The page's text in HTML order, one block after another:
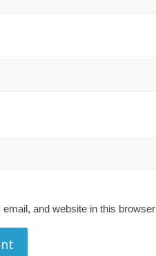
and website in this